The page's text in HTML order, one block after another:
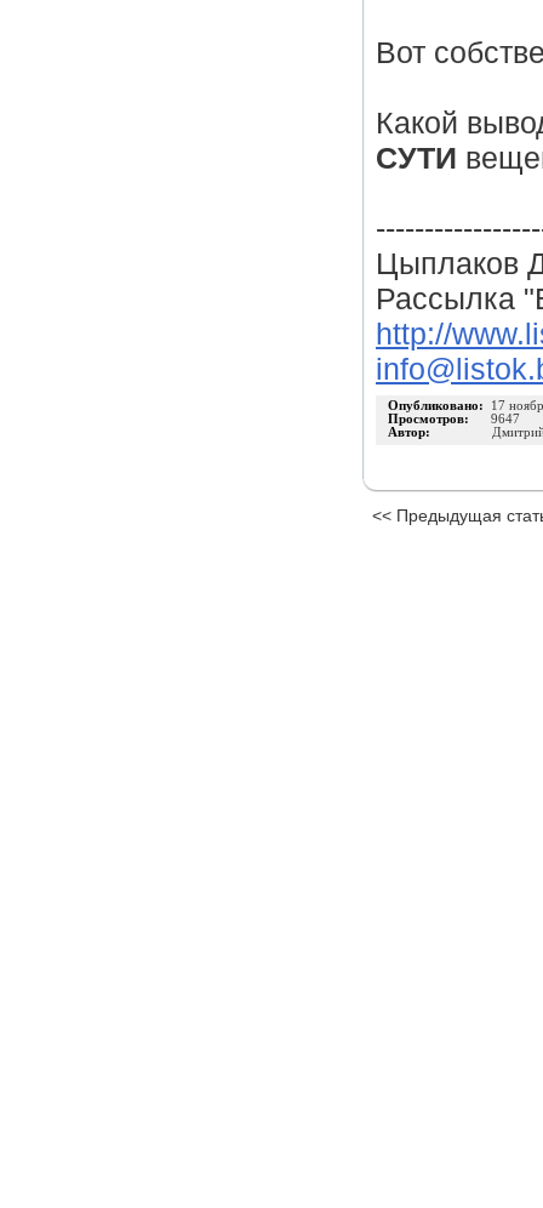
Вот
Какой
СУТИ
Цыплаков
Рассылка
http://
Опубликовано: 17
Просмотров: 9647
Автор:
<< Предыдущая